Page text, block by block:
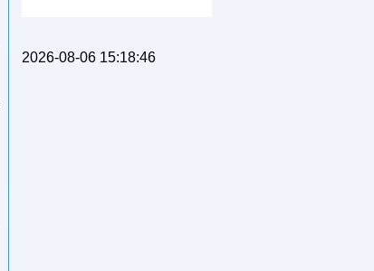
2026-08-06 15:18:46